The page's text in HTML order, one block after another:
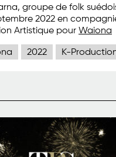
groupe de folk
2022 en
Artistique pour Waiona
2022 K-